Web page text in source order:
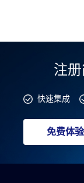
注册
快速集成
免费体验